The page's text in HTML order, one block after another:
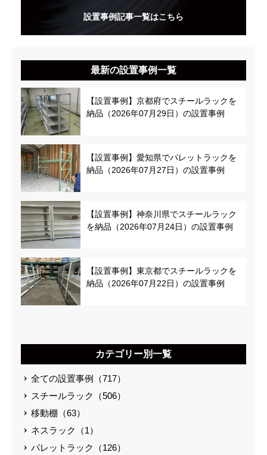
設置事例記事一覧はこちら
最新の設置事例一覧
【設置事例】京都府でスチールラックを
納品（2026年07月29日）の設置事例
【設置事例】愛知県でパレットラックを
納品（2026年07月27日）の設置事例
【設置事例】神奈川県でスチールラック
を納品（2026年07月24日）の設置事例
【設置事例】東京都でスチールラックを
納品（2026年07月22日）の設置事例
カテゴリー別一覧
全ての設置事例（717）
スチールラック（506）
移動棚（63）
ネスラック（1）
パレットラック（126）